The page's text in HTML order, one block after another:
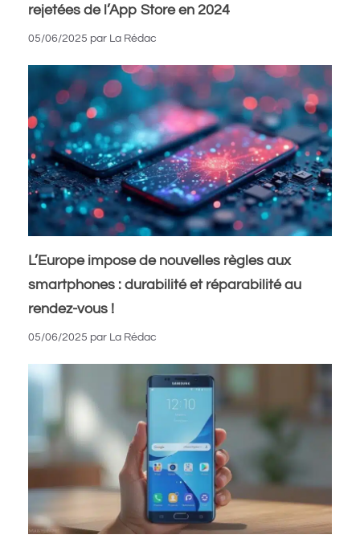
rejetées de l’App Store en 2024
05/06/2025 par La Rédac
L’Europe impose de nouvelles règles aux
smartphones : durabilité et réparabilité au
rendez-vous !
05/06/2025 par La Rédac